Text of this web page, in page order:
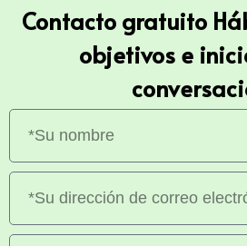
Contacto gratuito
objetivos e